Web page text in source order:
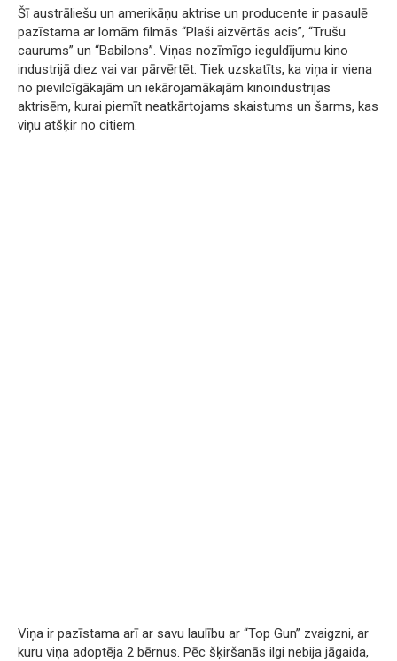
Šī austrāliešu un amerikāņu aktrise un producente ir pasaulē
pazīstama ar lomām filmās “Plaši aizvērtās acis”, “Trušu
caurums” un “Babilons”. Viņas nozīmīgo ieguldījumu kino
industrijā diez vai var pārvērtēt. Tiek uzskatīts, ka viņa ir viena
no pievilcīgākajām un iekārojamākajām kinoindustrijas
aktrisēm, kurai piemīt neatkārtojams skaistums un šarms, kas
viņu atšķir no citiem.
Viņa ir pazīstama arī ar savu laulību ar “Top Gun” zvaigzni, ar
kuru viņa adoptēja 2 bērnus. Pēc šķiršanās ilgi nebija jāgaida,